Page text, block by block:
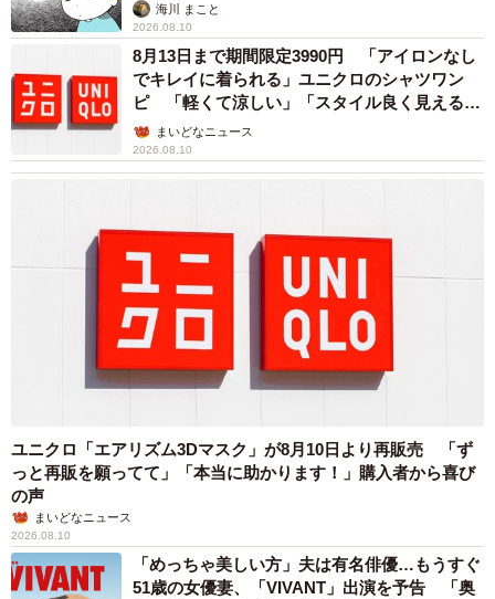
もはや専門的すぎて分かりませんが、ヤマアリ亜科とカタ
アリ亜科のいずれかのようです。さて、ここからどう区別
するのか？
「ヤマアリ亜科とカタアリ亜科を分ける明確な基準は記述
されていないが、この種が『働きアリの単眼を欠く』
とにした」
海川 まこと
2026.08.10
8月13日まで期間限定3990円 「アイロンなし
でキレイに着られる」ユニクロのシャツワン
ピ 「軽くて涼しい」「スタイル良く見える」
の声まいどなニュース
2026.08.10
ユニクロ「エアリズム3Dマスク」が8月10日より再販売 「ず
っと再販を願ってて」「本当に助かります！」購入者から喜び
の声
まいどなニュース
2026.08.10
「めっちゃ美しい方」夫は有名俳優…もうすぐ
51歳の女優妻、「VIVANT」出演を予告 「奥